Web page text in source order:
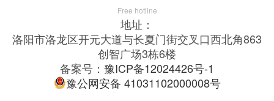
Free hotline
地址：
洛阳市洛龙区开元大道与长夏门街交叉口西北角863
创智广场3栋6楼
备案号： 豫ICP备12024426号-1
豫公网安备 41031102000008号